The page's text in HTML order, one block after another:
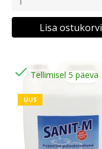
Lisa ostukorvi
 Tellimisel 5 päeva
UUS